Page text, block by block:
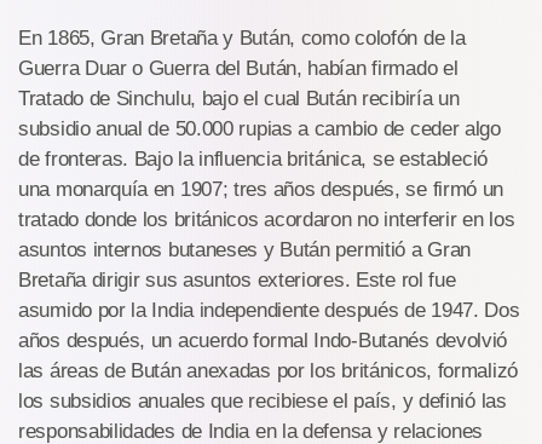
En 1865, Gran Bretaña y Bután, como colofón de la
Guerra Duar o Guerra del Bután, habían firmado el
Tratado de Sinchulu, bajo el cual Bután recibiría un
subsidio anual de 50.000 rupias a cambio de ceder algo
de fronteras. Bajo la influencia británica, se estableció
una monarquía en 1907; tres años después, se firmó un
tratado donde los británicos acordaron no interferir en los
asuntos internos butaneses y Bután permitió a Gran
Bretaña dirigir sus asuntos exteriores. Este rol fue
asumido por la India independiente después de 1947. Dos
años después, un acuerdo formal Indo-Butanés devolvió
las áreas de Bután anexadas por los británicos, formalizó
los subsidios anuales que recibiese el país, y definió las
responsabilidades de India en la defensa y relaciones